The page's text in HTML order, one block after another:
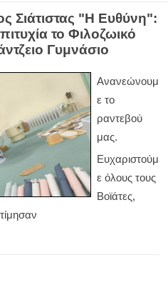
Σιάτιστας "Η Ευθύνη":
το Φιλοζωικό
Γυμνάσιο
Ανανεώνουμ
ε το
ραντεβού
μας.
Ευχαριστούμ
ε όλους τους
Βοϊάτες,